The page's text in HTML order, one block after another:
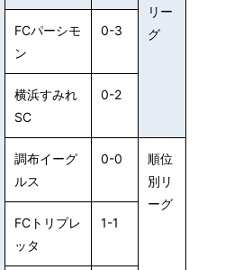
リー
グ
FCパーシモ
ン
0-3
横浜すみれ
SC
0-2
調布イーグ
ルス
0-0
順位
別リ
ーグ
FCトリプレ
ッタ
1-1